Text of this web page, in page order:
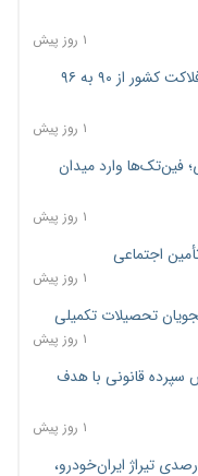
۱ روز پیش
فشار اقتصادی در مسیر صعود؛ شاخص فلاکت کشور از ۹۰ به ۹۶
۱ روز پیش
فین‌تک‌ها وارد میدان
۱ روز پیش
۱ روز پیش
تحصیلات تکمیلی
۱ روز پیش
سپرده قانونی با هدف
۱ روز پیش
تولید خودرو کشیده شد؛ افت ۲۵ درصدی تیراژ ایران‌خودرو،